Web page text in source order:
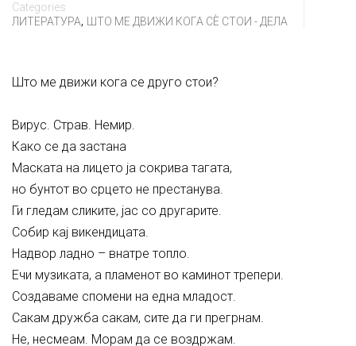
Categories
ЛИТЕРАТУРА, ШТО МЕ ДВИЖИ КОГА СÈ СТОИ - ДЕЛА
Што ме движи кога се друго стои?
Вирус. Страв. Немир.
Како се да застана
Маската на лицето ја сокрива тагата,
но бунтот во срцето не престанува.
Ги гледам сликите, јас со другарите.
Собир кај викендицата.
Надвор ладно – внатре топло.
Ечи музиката, а пламенот во каминот трепери.
Создаваме спомени на една младост.
Сакам дружба сакам, сите да ги прегрнам.
Не, несмеам. Морам да се воздржам.